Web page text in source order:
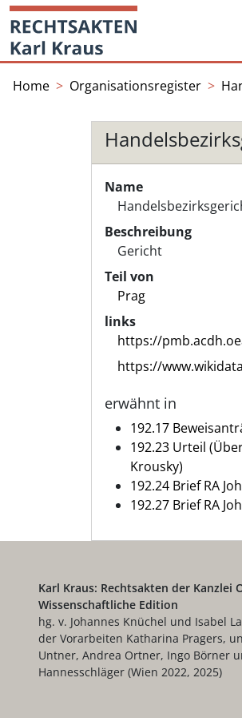
Skip
content
Startseite
Home Organisationsregister
Name
Beschreibung
Gericht
Teil von
Prag
links
https://
https://
erwähnt in
192.17
192.23 Urteil
Krousky)
192.24 Brief RA
192.27 Brief RA
Karl Kraus: Rechtsakten der Kanzlei
Wissenschaftliche Edition
hg. v. Johannes Knüchel und Isabel
der Vorarbeiten Katharina Pragers,
Untner, Andrea Ortner, Ingo Börner
Hannesschläger (Wien 2022, 2025)